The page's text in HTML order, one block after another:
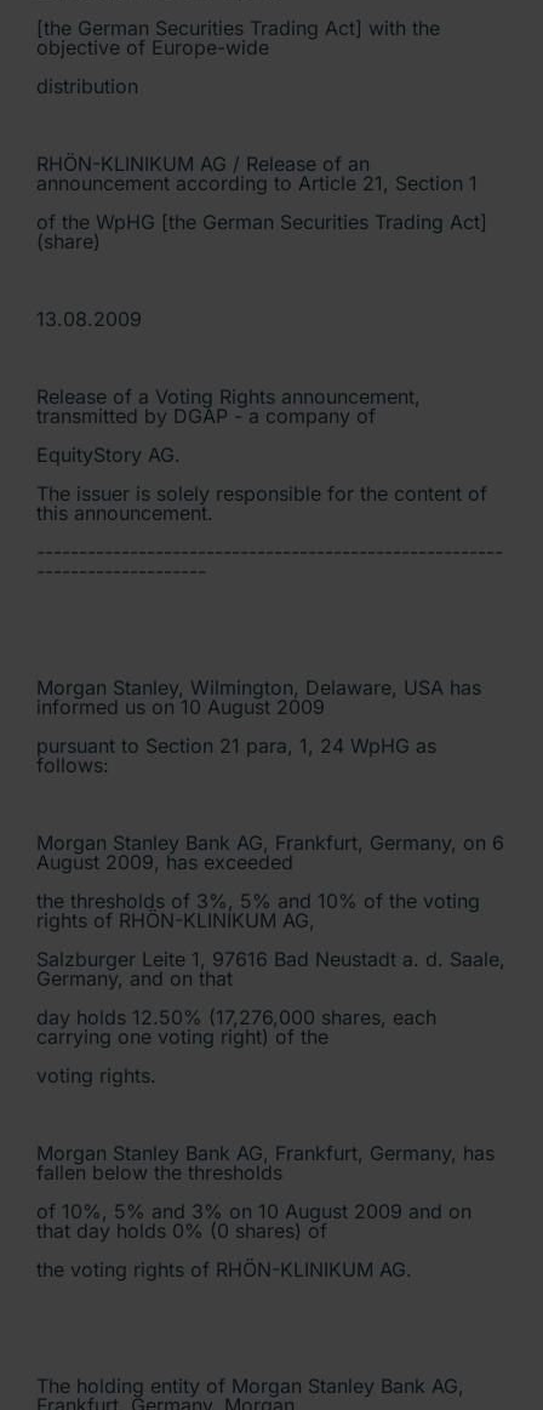
[the German Securities Trading Act] with the
objective of Europe-wide
distribution
RHÖN-KLINIKUM AG / Release of an
announcement according to Article 21, Section 1
of the WpHG [the German Securities Trading Act]
(share)
13.08.2009
Release of a Voting Rights announcement,
transmitted by DGAP - a company of
EquityStory AG.
The issuer is solely responsible for the content of
this announcement.
-------------------------------------------------------
--------------------
Morgan Stanley, Wilmington, Delaware, USA has
informed us on 10 August 2009
pursuant to Section 21 para, 1, 24 WpHG as
follows:
Morgan Stanley Bank AG, Frankfurt, Germany, on 6
August 2009, has exceeded
the thresholds of 3%, 5% and 10% of the voting
rights of RHÖN-KLINIKUM AG,
Salzburger Leite 1, 97616 Bad Neustadt a. d. Saale,
Germany, and on that
day holds 12.50% (17,276,000 shares, each
carrying one voting right) of the
voting rights.
Morgan Stanley Bank AG, Frankfurt, Germany, has
fallen below the thresholds
of 10%, 5% and 3% on 10 August 2009 and on
that day holds 0% (0 shares) of
the voting rights of RHÖN-KLINIKUM AG.
The holding entity of Morgan Stanley Bank AG,